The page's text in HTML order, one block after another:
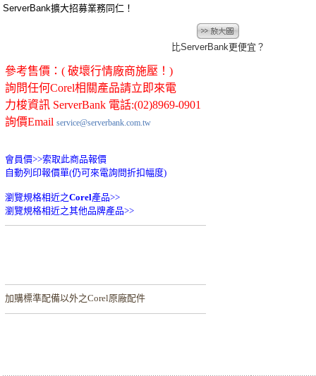
ServerBank擴大招募業務同仁！
比ServerBank更便宜？
參考售價：( 破壞行情廠商施壓！)
詢問任何Corel相關產品請立即來電
力梭資訊 ServerBank 電話:(02)8969-0901
詢價Email service@serverbank.com.tw
會員價>>索取此商品報價
自動列印報價單(仍可來電詢問折扣幅度)
瀏覽規格相近之Corel產品>>
瀏覽規格相近之其他品牌產品>>
加購標準配備以外之Corel原廠配件